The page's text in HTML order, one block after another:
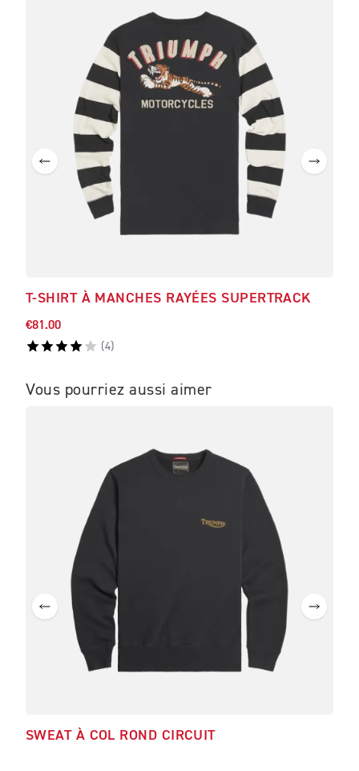
T-SHIRT À MANCHES RAYÉES SUPERTRACK
€81.00
(4)
Vous pourriez aussi aimer
SWEAT À COL ROND CIRCUIT